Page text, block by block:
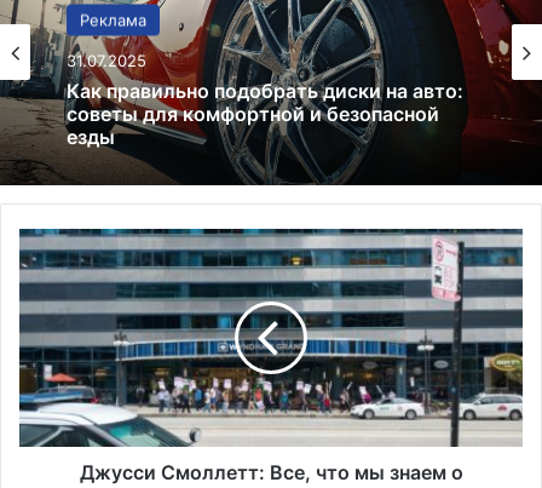
Реклама
31.07.2025
Как правильно подобрать диски на авто:
советы для комфортной и безопасной
езды
Реклама
25.07.2025
Признаки неисправности выпускного
коллектора: что нужно знать водителю?
Д
ж
с
с
и
С
м
о
Джусси Смоллетт: Все, что мы знаем о